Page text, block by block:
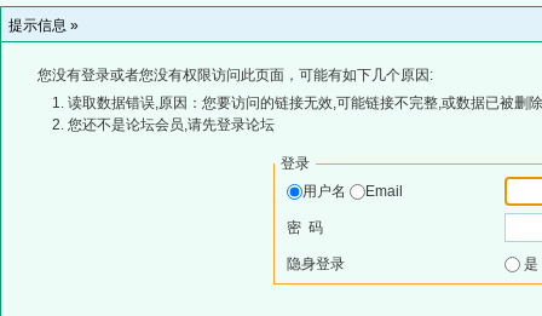
提示信息 »
您没有登录或者您没有权限访问此页面，可能有如下几个原因:
读取数据错误,原因：您要访问的链接无效,可能链接不完整,或数据已被删
您还不是论坛会员,请先登录论坛
登录
用户名
Email
密 码
隐身登录